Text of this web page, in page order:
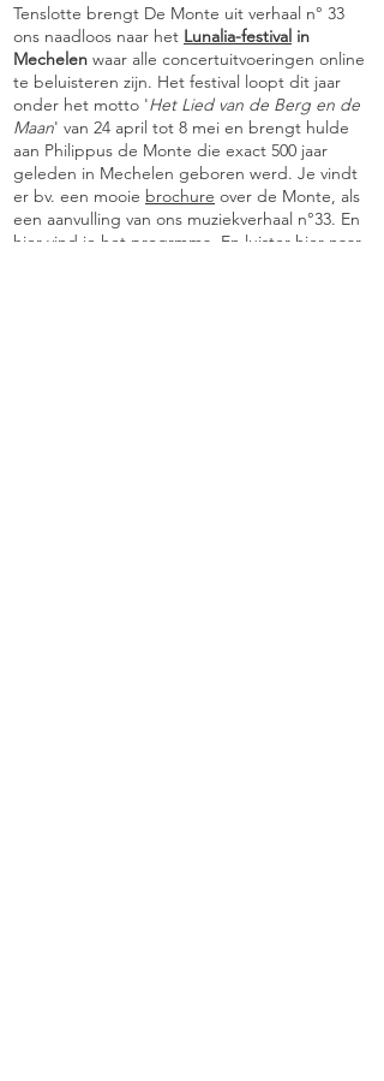
Tenslotte brengt De Monte uit verhaal n° 33
ons naadloos naar het Lunalia-festival in
Mechelen waar alle concertuitvoeringen online
te beluisteren zijn. Het festival loopt dit jaar
onder het motto 'Het Lied van de Berg en de
Maan' van 24 april tot 8 mei en brengt hulde
aan Philippus de Monte die exact 500 jaar
geleden in Mechelen geboren werd. Je vindt
er bv. een mooie brochure over de Monte, als
een aanvulling van ons muziekverhaal n°33. En
hier vind je het progrmma. En luister hier naar